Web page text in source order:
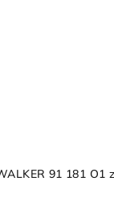
91 181 O1